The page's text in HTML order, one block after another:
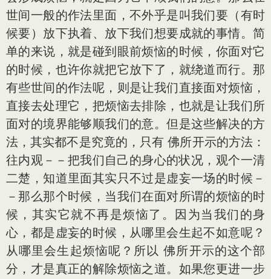
世间一般的作法里面，不外乎是叫我们要（有时
候要）放下执着、放下我们想要成就的事情。简
单的来说，就是碰到眼前烦恼的时候，你面对它
的时候，也许你就把它放下了，就绕道而行。那
有些世间的作法呢，则是让我们直接面对烦恼，
直接去处理它，把烦恼去排除，也就是让我们所
面对的境界能够顺我们的意。但是这些解决的方
法，其实都不是究竟的，只有 佛所开示的方法：
往内观－－把我们自己的身心的状况，观个一清
二楚，知道里面其实只不过是虚妄一场的时候－
－那么那个时候，当我们在面对所谓的烦恼的时
候，其实它就不再是烦恼了。因为当我们的身
心，都是虚妄的时候，从哪里会生起不如意呢？
从哪里会生起烦恼呢？所以 佛所开示的这个部
分，才是真正的解除烦恼之道。如果您更进一步